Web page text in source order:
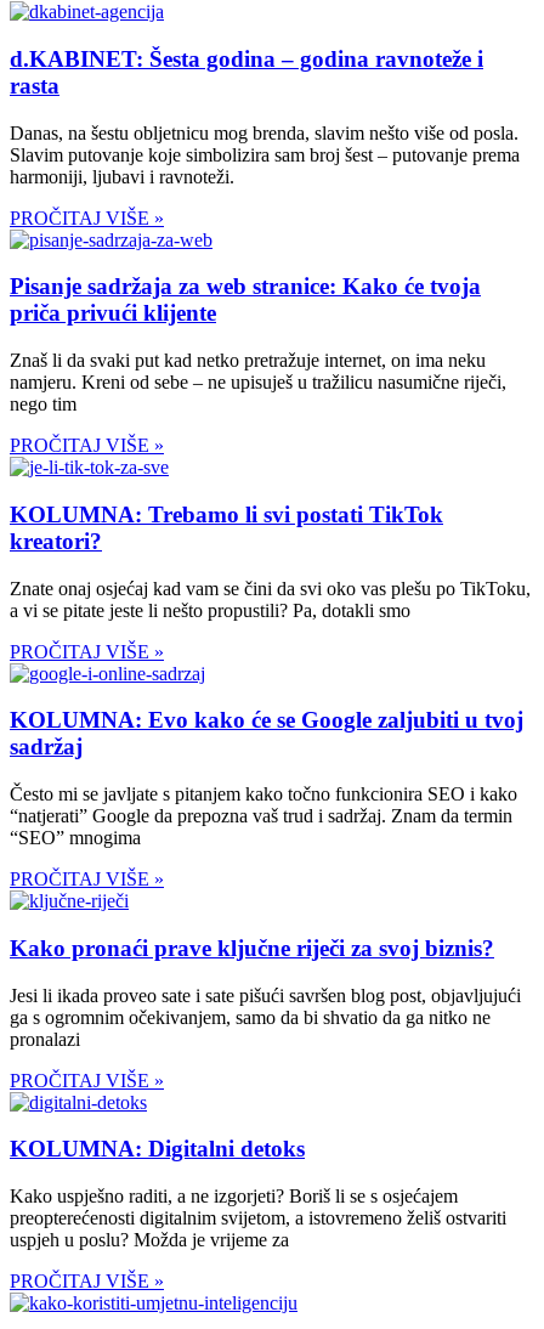
d.KABINET: Šesta godina – godina ravnoteže i
rasta
Danas, na šestu obljetnicu mog brenda, slavim nešto više od posla.
Slavim putovanje koje simbolizira sam broj šest – putovanje prema
harmoniji, ljubavi i ravnoteži.
PROČITAJ VIŠE »
Pisanje sadržaja za web stranice: Kako će tvoja
priča privući klijente
Znaš li da svaki put kad netko pretražuje internet, on ima neku
namjeru. Kreni od sebe – ne upisuješ u tražilicu nasumične riječi,
nego tim
PROČITAJ VIŠE »
KOLUMNA: Trebamo li svi postati TikTok
kreatori?
Znate onaj osjećaj kad vam se čini da svi oko vas plešu po TikToku,
a vi se pitate jeste li nešto propustili? Pa, dotakli smo
PROČITAJ VIŠE »
KOLUMNA: Evo kako će se Google zaljubiti u tvoj
sadržaj
Često mi se javljate s pitanjem kako točno funkcionira SEO i kako
“natjerati” Google da prepozna vaš trud i sadržaj. Znam da termin
“SEO” mnogima
PROČITAJ VIŠE »
Kako pronaći prave ključne riječi za svoj biznis?
Jesi li ikada proveo sate i sate pišući savršen blog post, objavljujući
ga s ogromnim očekivanjem, samo da bi shvatio da ga nitko ne
pronalazi
PROČITAJ VIŠE »
KOLUMNA: Digitalni detoks
Kako uspješno raditi, a ne izgorjeti? Boriš li se s osjećajem
preopterećenosti digitalnim svijetom, a istovremeno želiš ostvariti
uspjeh u poslu? Možda je vrijeme za
PROČITAJ VIŠE »